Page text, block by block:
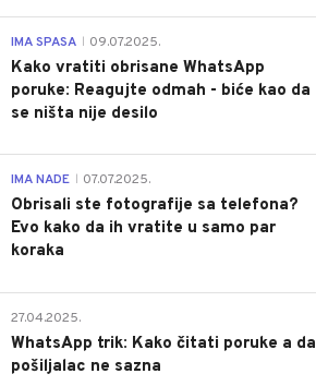
IMA SPASA 09.07.2025.
Kako vratiti obrisane WhatsApp
poruke: Reagujte odmah - biće kao da
se ništa nije desilo
IMA NADE 07.07.2025.
Obrisali ste fotografije sa telefona?
Evo kako da ih vratite u samo par
koraka
27.04.2025.
WhatsApp trik: Kako čitati poruke a da
pošiljalac ne sazna